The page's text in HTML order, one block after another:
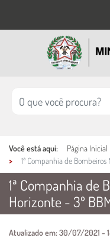
Você está aqui:
Página Inicial
1ª Companhia de
1ª Companhia de
Horizonte - 3º
Conteúdo Principal
Atualizado em: 30/07/2021 -